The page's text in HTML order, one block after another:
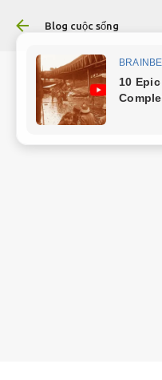
Chuyển
Blog cuộc sống